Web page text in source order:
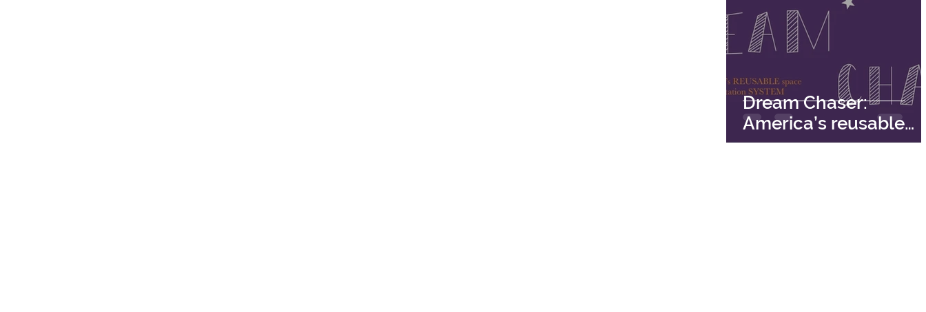
Dream Chaser:
America’s reusable
space transportation